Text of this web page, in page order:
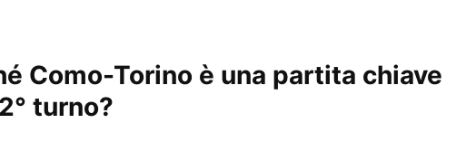
Como-Torino è una partita chiave
turno?